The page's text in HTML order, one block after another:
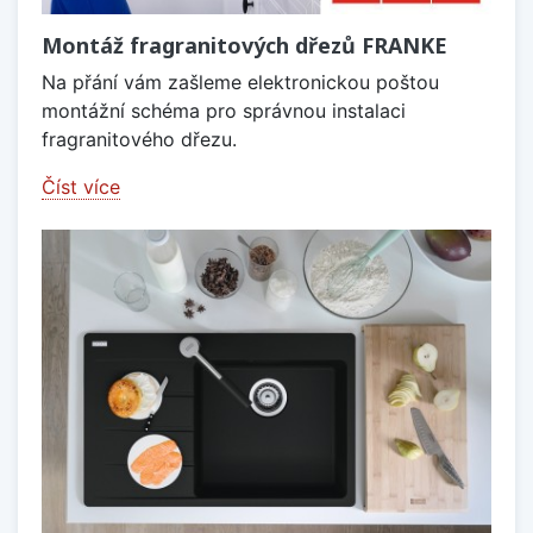
Montáž fragranitových dřezů FRANKE
Na přání vám zašleme elektronickou poštou
montážní schéma pro správnou instalaci
fragranitového dřezu.
Číst více